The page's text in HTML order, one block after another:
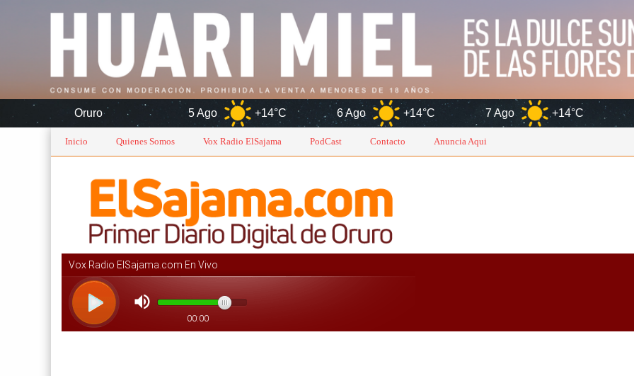
5 Ago +14°C 6 Ago +14°C 7 Ago +14°C 8 Ago
Inicio Quienes Somos Vox Radio ElSajama PodCast Contacto Anuncia Aqui